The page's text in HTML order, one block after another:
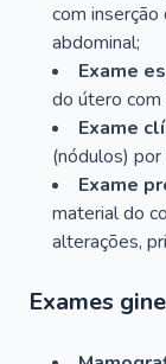
com
abdominal;
Exame
do útero com
Exame
(nódulos)
Exame
material do
alterações,
Exames